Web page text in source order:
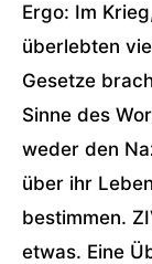
Ergo: Im
überlebten
Gesetze
Sinne des
weder den
über ihr
bestimmen.
etwas. Eine